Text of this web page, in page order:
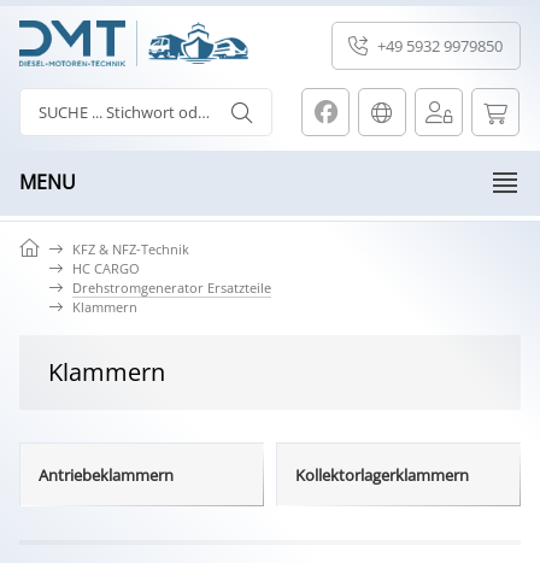
+49 5932 9979850
MENU
KFZ & NFZ-Technik
HC CARGO
Drehstromgenerator Ersatzteile
Klammern
Klammern
Antriebeklammern Kollektorlagerklammern